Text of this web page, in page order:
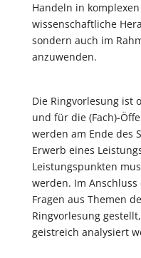
Handeln in
wissenschaftliche
sondern auch im
anzuwenden.
Die Ringvorlesung ist
und für die (Fach)-
werden am Ende des
Erwerb eines
Leistungspunkten
werden. Im Anschluss
Fragen aus Themen
Ringvorlesung
geistreich analysiert